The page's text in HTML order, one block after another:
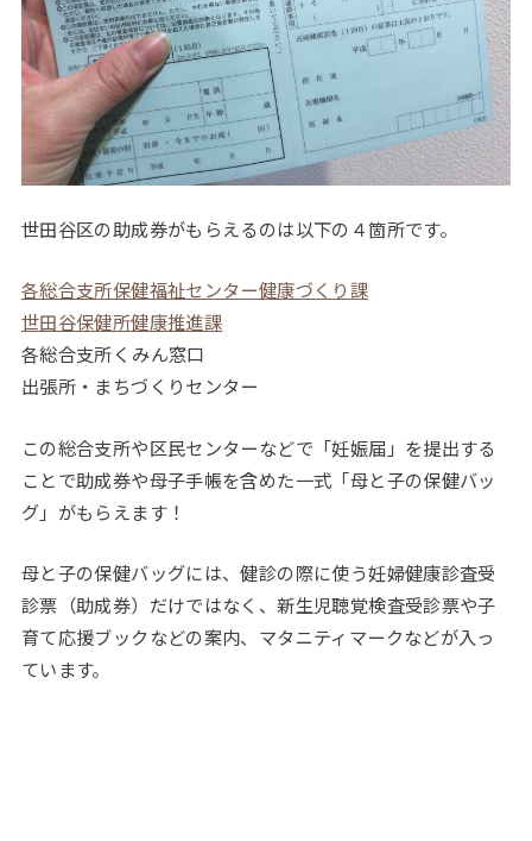
世田谷区の助成券がもらえるのは以下の４箇所です。
各総合支所保健福祉センター健康づくり課
世田谷保健所健康推進課
各総合支所くみん窓口
出張所・まちづくりセンター
この総合支所や区民センターなどで「妊娠届」を提出する
ことで助成券や母子手帳を含めた一式「母と子の保健バッ
グ」がもらえます！
母と子の保健バッグには、健診の際に使う妊婦健康診査受
診票（助成券）だけではなく、新生児聴覚検査受診票や子
育て応援ブックなどの案内、マタニティマークなどが入っ
ています。